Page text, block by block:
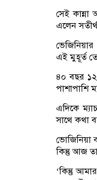
সেই কান্না
এলেন
এই মুহূর্ত
৪০ বছর ১২
পাশাপাশি
এদিকে
সাথে কথা
ভোজিনিয়া
কিন্তু আজ
‘কিন্তু